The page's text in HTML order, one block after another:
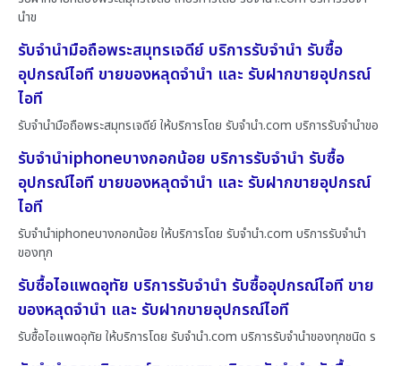
นำข
รับจำนำมือถือพระสมุทรเจดีย์ บริการรับจำนำ รับซื้อ
อุปกรณ์ไอที ขายของหลุดจำนำ และ รับฝากขายอุปกรณ์
ไอที
รับจำนำมือถือพระสมุทรเจดีย์ ให้บริการโดย รับจํานํา.com บริการรับจำนำขอ
รับจำนำiphoneบางกอกน้อย บริการรับจำนำ รับซื้อ
อุปกรณ์ไอที ขายของหลุดจำนำ และ รับฝากขายอุปกรณ์
ไอที
รับจำนำiphoneบางกอกน้อย ให้บริการโดย รับจํานํา.com บริการรับจำนำ
ของทุก
รับซื้อไอแพดอุทัย บริการรับจำนำ รับซื้ออุปกรณ์ไอที ขาย
ของหลุดจำนำ และ รับฝากขายอุปกรณ์ไอที
รับซื้อไอแพดอุทัย ให้บริการโดย รับจํานํา.com บริการรับจำนำของทุกชนิด ร